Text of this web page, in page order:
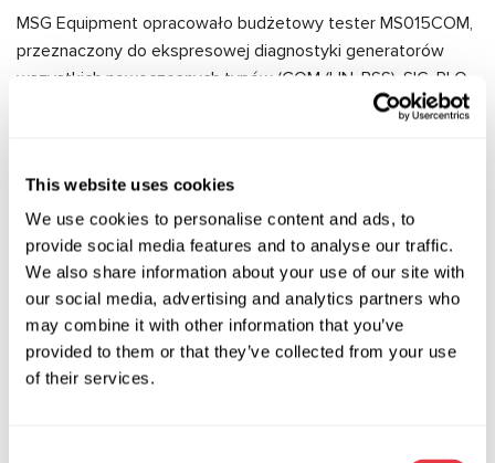
This website uses cookies
We use cookies to personalise content and ads, to
provide social media features and to analyse our traffic.
We also share information about your use of our site with
our social media, advertising and analytics partners who
may combine it with other information that you’ve
provided to them or that they’ve collected from your use
of their services.
MSG Equipment opracowało budżetowy tester MS015COM,
przeznaczony do ekspresowej diagnostyki generatorów
wszystkich nowoczesnych typów (COM (LIN, BSS), SIG, RLO,
RVC, C KOR., C JAP., P-D) o napięciu znamionowym 12V.
diagnostyki generatorów wszystkich nowoczesnych typów
Zalety testera MS015COM:
Wysyła sygnały do alternatora, które są podobne do
sygnałów jednostki sterującej i odczytuje informacje,
które alternator wysyła do jednostki sterującej.
W przypadku generatorów typu COM działających za